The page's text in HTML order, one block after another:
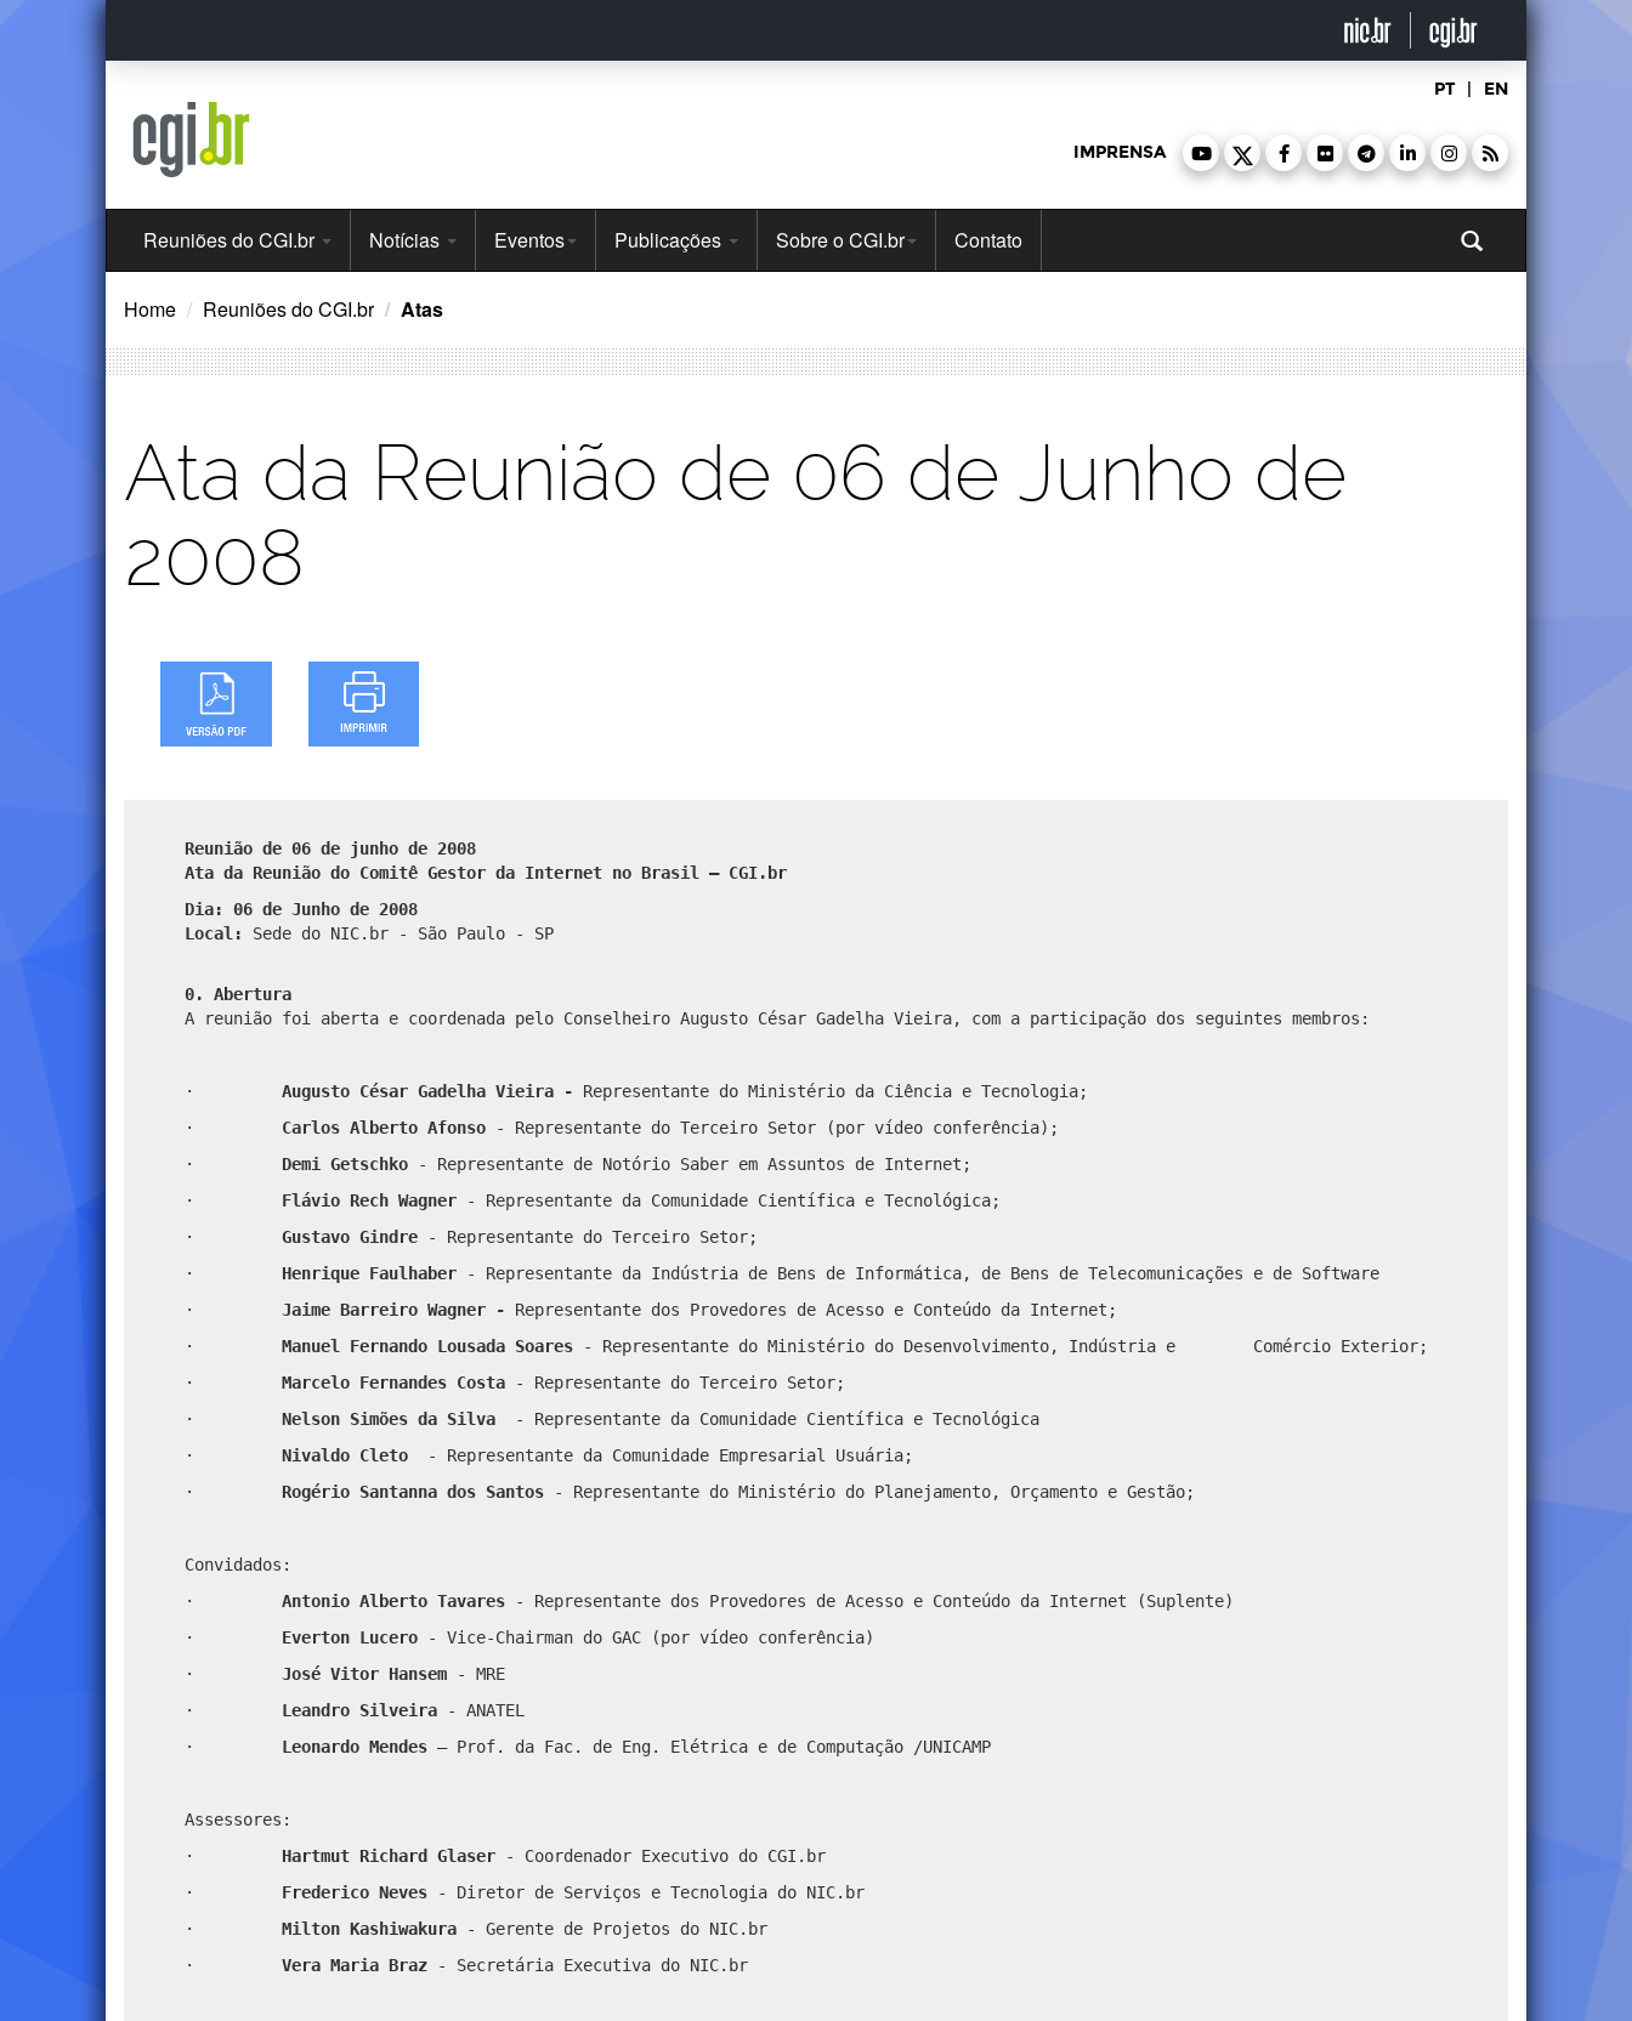
Ir
o
PT | EN
IMPRENSA
Menu
Principal
Reuniões do CGI.br Notícias Eventos Publicações Sobre o CGI.br Contato
Home Reuniões do CGI.br Atas
Ata da Reunião de 06 de Junho de
2008
Reunião de 06 de junho de 2008
Ata da Reunião do Comitê Gestor da Internet no Brasil – CGI.br
Dia: 06 de Junho de 2008
Local:
Sede do NIC.br - São Paulo - SP
0. Abertura
A reunião foi aberta e coordenada pelo Conselheiro Augusto César Gadelha Vieira, com a participação dos seguintes membros:
· Augusto César Gadelha Vieira - Representante do Ministério da Ciência e Tecnologia;
·
Carlos Alberto Afonso
- Representante do Terceiro Setor (por vídeo conferência);
·
Demi Getschko
- Representante de Notório Saber em Assuntos de Internet;
·
Flávio Rech Wagner
- Representante da Comunidade Científica e Tecnológica;
·
Gustavo Gindre
- Representante do Terceiro Setor;
·
Henrique Faulhaber
- Representante da Indústria de Bens de Informática, de Bens de Telecomunicações e de Software
·
Jaime Barreiro Wagner - Representante dos Provedores de Acesso e Conteúdo da Internet;
·
Manuel Fernando Lousada Soares
- Representante do Ministério do Desenvolvimento, Indústria e Comércio Exterior;
·
Marcelo Fernandes Costa
- Representante do Terceiro Setor;
·
Nelson Simões da Silva
- Representante da Comunidade Científica e Tecnológica
·
Nivaldo Cleto
- Representante da Comunidade Empresarial Usuária;
·
Rogério Santanna dos Santos - Representante do Ministério do Planejamento, Orçamento e Gestão;
Convidados:
·
Antonio Alberto Tavares
- Representante dos Provedores de Acesso e Conteúdo da Internet (Suplente)
·
Everton Lucero
- Vice-Chairman do GAC (por vídeo conferência)
·
José Vitor Hansem
- MRE
·
Leandro Silveira
- ANATEL
·
Leonardo Mendes – Prof. da Fac. de Eng. Elétrica e de Computação /UNICAMP
Assessores:
·
Hartmut Richard Glaser
- Coordenador Executivo do CGI.br
·
Frederico Neves
- Diretor de Serviços e Tecnologia do NIC.br
·
Milton Kashiwakura
- Gerente de Projetos do NIC.br
·
Vera Maria Braz - Secretária Executiva do NIC.br